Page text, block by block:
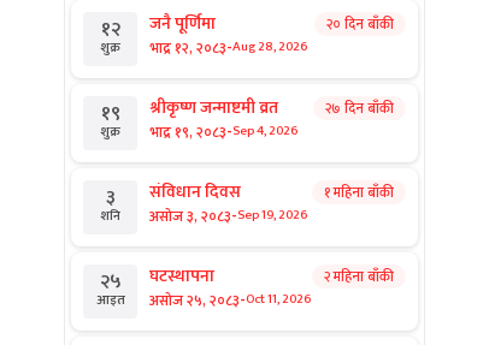
१२
शुक्र
जनै पूर्णिमा
भाद्र १२, २०८३-Aug 28, 2026
२० दिन बाँकी
१९
शुक्र
श्रीकृष्ण जन्माष्टमी व्रत
भाद्र १९, २०८३-Sep 4, 2026
२७ दिन बाँकी
३
शनि
संविधान दिवस
असोज ३, २०८३-Sep 19, 2026
१ महिना बाँकी
२५
आइत
घटस्थापना
असोज २५, २०८३-Oct 11, 2026
२ महिना बाँकी